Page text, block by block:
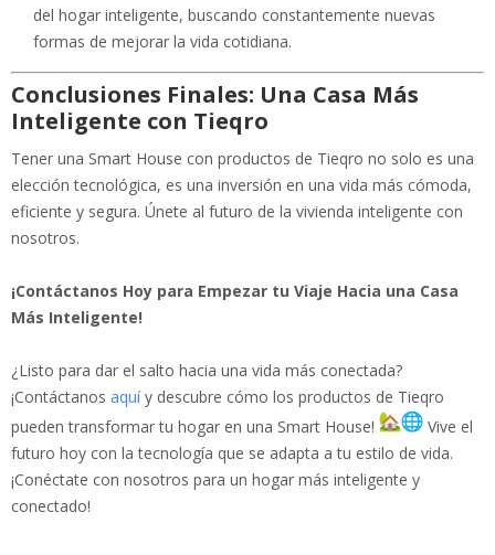
del hogar inteligente, buscando constantemente nuevas
formas de mejorar la vida cotidiana.
Conclusiones Finales: Una Casa Más
Inteligente con Tieqro
Tener una Smart House con productos de Tieqro no solo es una
elección tecnológica, es una inversión en una vida más cómoda,
eficiente y segura. Únete al futuro de la vivienda inteligente con
nosotros.
¡Contáctanos Hoy para Empezar tu Viaje Hacia una Casa
Más Inteligente!
¿Listo para dar el salto hacia una vida más conectada?
¡Contáctanos aquíy descubre cómo los productos de Tieqro
pueden transformar tu hogar en una Smart House!
Vive el
futuro hoy con la tecnología que se adapta a tu estilo de vida.
¡Conéctate con nosotros para un hogar más inteligente y
conectado!